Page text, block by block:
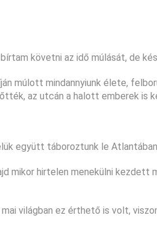
követni az idő múlását, de
múlott mindannyiunk élete,
az utcán a halott emberek is
együtt táboroztunk le
mikor hirtelen menekülni kezdett
világban ez érthető is volt,